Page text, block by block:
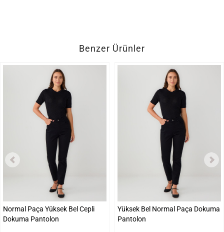
Benzer Ürünler
Normal Paça Yüksek Bel Cepli
Dokuma Pantolon
Yüksek Bel Normal Paça Dokuma
Pantolon